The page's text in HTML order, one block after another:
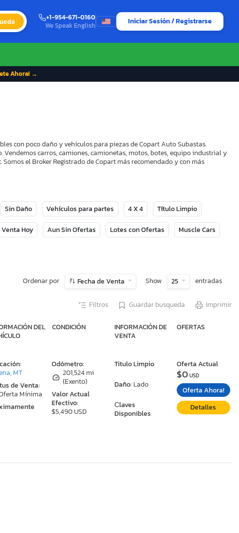
+1-954-671-0160
We Speak English
Iniciar Sesión / Registrarse
Ahora! →
con poco daño y vehículos para piezas de Copart Auto Subastas.
carros, camiones, camionetas, motos, botes, equipo industrial y
el Broker Registrado de Copart más recomendado y con más
Sin Daño Vehículos para partes 4 X 4 Título Limpio
Hoy Aun Sin Ofertas Lotes con Ofertas Muscle Cars
Ordenar por Fecha de Venta Show 25 entradas
Filtros Guardar busqueda Imprimir
DEL
CONDICIÓN
INFORMACIÓN DE
VENTA
OFERTAS
Odómetro:
201,524 mi
(Exento)
Valor Actual
Efectivo:
$5,490 USD
Titulo Limpio
Daño: Lado
Сlaves
Disponibles
MT
de Venta:
Mínima
Oferta Actual
$0USD
Oferta Ahora!
Detalles